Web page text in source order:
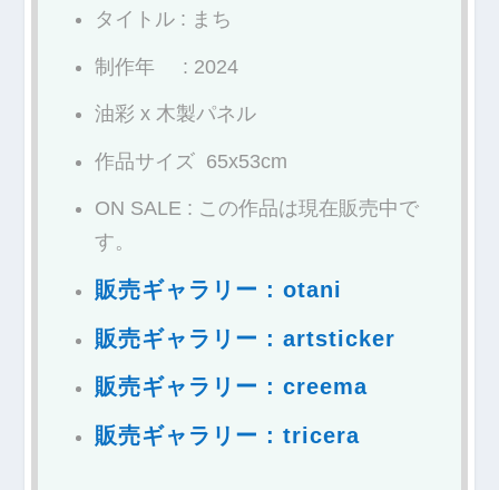
タイトル : まち
制作年 : 2024
油彩 x 木製パネル
作品サイズ 65x53cm
ON SALE : この作品は現在販売中で
す。
販売ギャラリー : otani
販売ギャラリー : artsticker
販売ギャラリー : creema
販売ギャラリー : tricera